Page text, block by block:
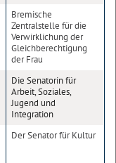
Bremische
Zentralstelle für die
Verwirklichung der
Gleichberechtigung
der Frau
Die Senatorin für
Arbeit, Soziales,
Jugend und
Integration
Der Senator für Kultur